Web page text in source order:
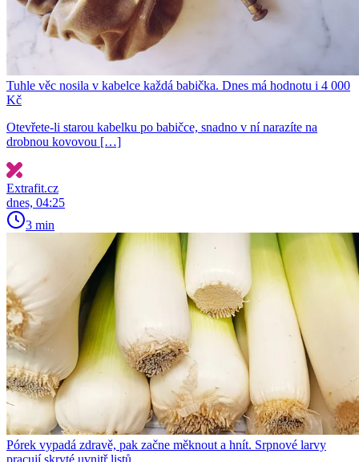
Tuhle věc nosila v kabelce každá babička. Dnes má hodnotu i 4 000
Kč
Otevřete-li starou kabelku po babičce, snadno v ní narazíte na
drobnou kovovou […]
Extrafit.cz
dnes, 04:25
3 min
Pórek vypadá zdravě, pak začne měknout a hnít. Srpnové larvy
pracují skryté uvnitř listů